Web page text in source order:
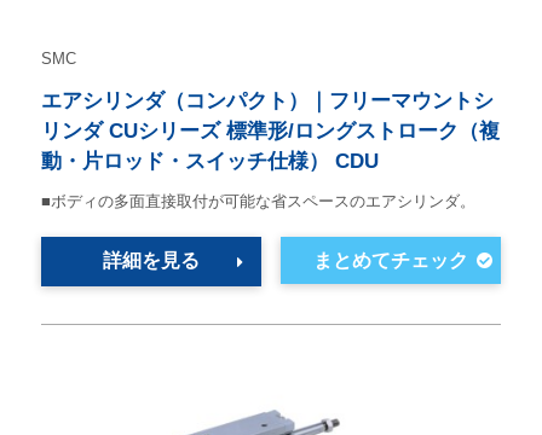
SMC
エアシリンダ（コンパクト）｜フリーマウントシ
リンダ CUシリーズ 標準形/ロングストローク（複
動・片ロッド・スイッチ仕様） CDU
■ボディの多面直接取付が可能な省スペースのエアシリンダ。
詳細を見る